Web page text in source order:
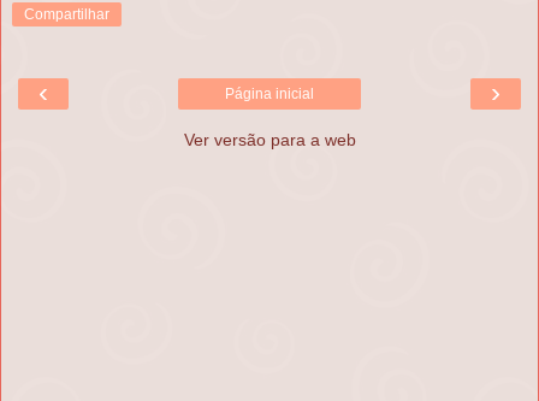
Compartilhar
‹ ›
Página inicial
Ver versão para a web